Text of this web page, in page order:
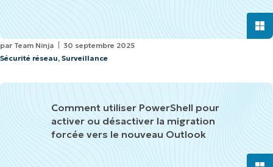
par Team Ninja
30 septembre 2025
Sécurité réseau, Surveillance
Comment utiliser PowerShell pour
activer ou désactiver la migration
forcée vers le nouveau Outlook